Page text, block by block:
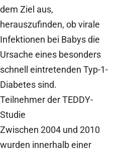
dem Ziel aus,
herauszufinden, ob virale
Infektionen bei Babys die
Ursache eines besonders
schnell eintretenden Typ-1-
Diabetes sind.
Teilnehmer der TEDDY-
Studie
Zwischen 2004 und 2010
wurden innerhalb einer